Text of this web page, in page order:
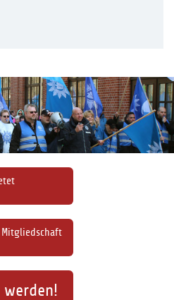
Mitgliedschaft